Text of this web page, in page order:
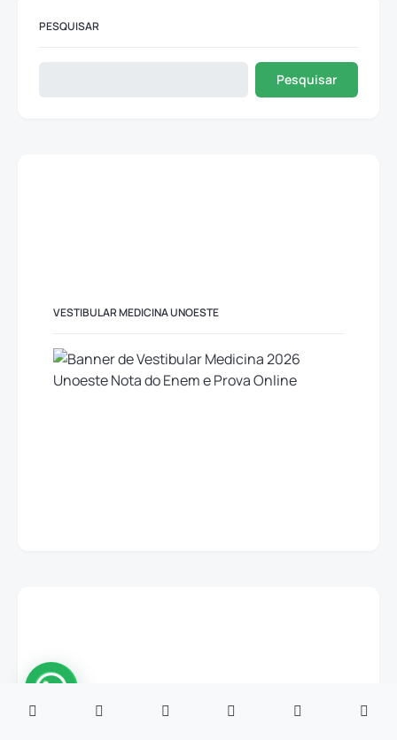
PESQUISAR
Pesquisar
VESTIBULAR MEDICINA UNOESTE